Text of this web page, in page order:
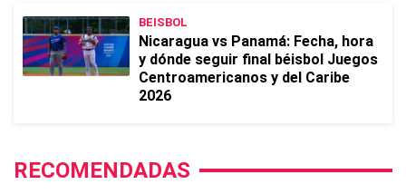
BEISBOL
Nicaragua vs Panamá: Fecha, hora
y dónde seguir final béisbol Juegos
Centroamericanos y del Caribe
2026
RECOMENDADAS